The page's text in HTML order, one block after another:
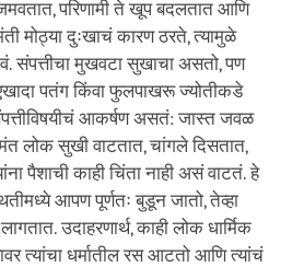
परिणामी ते खूप बदलतात आणि
मोठ्या दुःखाचं कारण ठरते, त्यामुळे
संपत्तीचा मुखवटा सुखाचा असतो, पण
पतंग किंवा फुलपाखरू ज्योतीकडे
आकर्षण असतं: जास्त जवळ
लोक सुखी वाटतात, चांगले दिसतात,
पैशाची काही चिंता नाही असं वाटतं. हे
आपण पूर्णतः बुडून जातो, तेव्हा
उदाहरणार्थ, काही लोक धार्मिक
त्यांचा धर्मातील रस आटतो आणि त्यांचं